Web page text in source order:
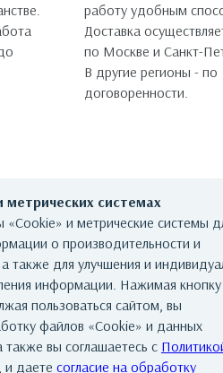
работу удобным
Доставка
по Москве и Санкт-
В другие регионы - по
договоренности.
КОНТАКТЫ
|Реквизиты|Авторские права
метрических системах
и метрические системы
о производительности и
также для улучшения и
информации. Нажимая кнопку
пользоваться сайтом, вы
файлов «Cookie» и данных
также вы соглашаетесь с
, и даете согласие на обработку